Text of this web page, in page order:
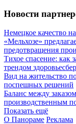
Новости
Немецкое качество
«Мельхозе»
предотвращения
Тихое спасение: как
трендом
Вид на жительство
поспешных решений
Баланс между
производственным
Показать ещё
О Панораме Реклама